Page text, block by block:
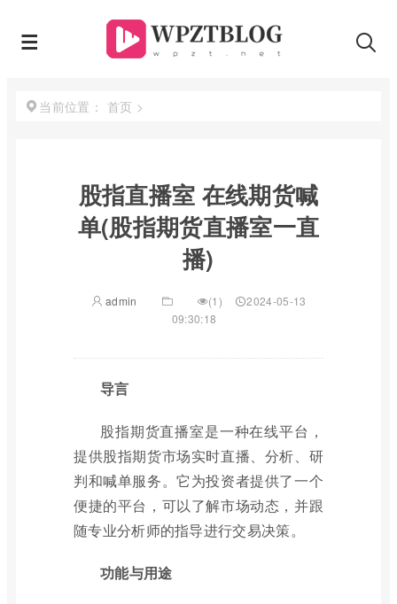
当前位置： 首页 >
股指直播室 在线期货喊
单(股指期货直播室一直
播)
admin (1)
2024-05-13
09:30:18
导言
股指期货直播室是一种在线平台，
提供股指期货市场实时直播、分析、研
判和喊单服务。它为投资者提供了一个
便捷的平台，可以了解市场动态，并跟
随专业分析师的指导进行交易决策。
功能与用途